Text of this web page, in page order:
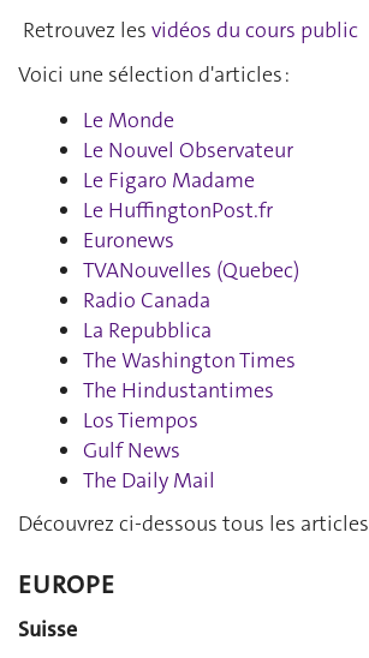
Retrouvez les vidéos du cours public
Voici une sélection d'articles :
Le Monde
Le Nouvel Observateur
Le Figaro Madame
Le HuffingtonPost.fr
Euronews
TVANouvelles (Quebec)
Radio Canada
La Repubblica
The Washington Times
The Hindustantimes
Los Tiempos
Gulf News
The Daily Mail
Découvrez ci-dessous tous les articles
EUROPE
Suisse